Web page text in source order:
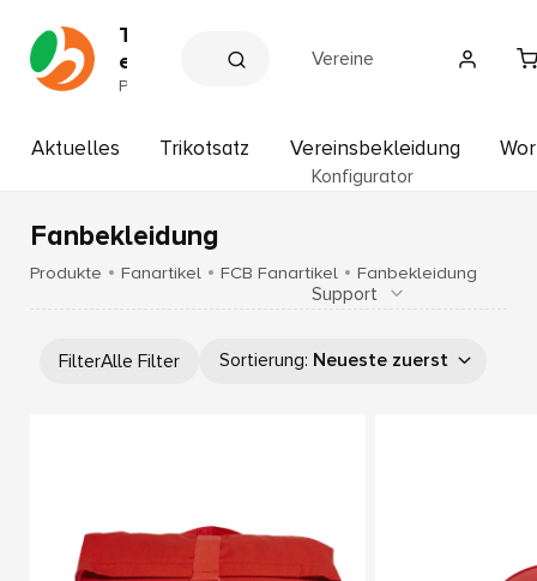
T
e
a
r
t
H
b
P
d
e
r
e
i
Vereine
Konfigurator
Support
Aktuelles Trikotsatz Vereinsbekleidung
Fanbekleidung
Produkte Fanartikel FCB Fanartikel Fanbekleidung
FilterAlle Filter Sortierung: Neueste zuerst